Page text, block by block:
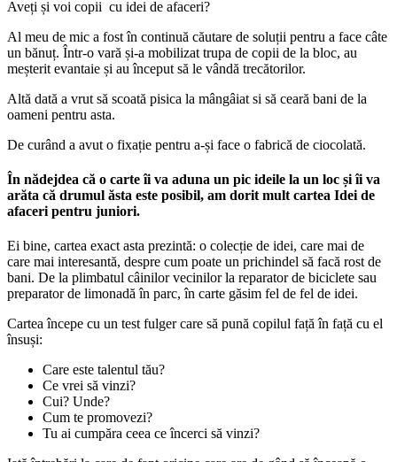
Aveți și voi copii cu idei de afaceri?
Al meu de mic a fost în continuă căutare de soluții pentru a face câte
un bănuț. Într-o vară și-a mobilizat trupa de copii de la bloc, au
meșterit evantaie și au început să le vândă trecătorilor.
Altă dată a vrut să scoată pisica la mângâiat si să ceară bani de la
oameni pentru asta.
De curând a avut o fixație pentru a-și face o fabrică de ciocolată.
În nădejdea că o carte îi va aduna un pic ideile la un loc și îi va
arăta că drumul ăsta este posibil, am dorit mult cartea Idei de
afaceri pentru juniori.
Ei bine, cartea exact asta prezintă: o colecție de idei, care mai de
care mai interesantă, despre cum poate un prichindel să facă rost de
bani. De la plimbatul câinilor vecinilor la reparator de biciclete sau
preparator de limonadă în parc, în carte găsim fel de fel de idei.
Cartea începe cu un test fulger care să pună copilul față în față cu el
însuși:
Care este talentul tău?
Ce vrei să vinzi?
Cui? Unde?
Cum te promovezi?
Tu ai cumpăra ceea ce încerci să vinzi?